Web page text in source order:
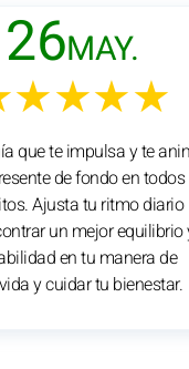
26MAY.
que te impulsa y te
de fondo en todos
Ajusta tu ritmo diario
un mejor equilibrio
en tu manera de
y cuidar tu bienestar.